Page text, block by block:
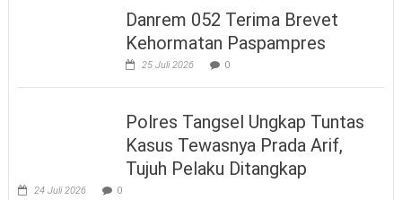
Danrem 052 Terima Brevet
Kehormatan Paspampres
25 Juli 2026 0
Polres Tangsel Ungkap Tuntas
Kasus Tewasnya Prada Arif,
Tujuh Pelaku Ditangkap
24 Juli 2026 0